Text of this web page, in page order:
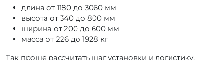
длина от 1180 до 3060 мм
высота от 340 до 800 мм
ширина от 200 до 600 мм
масса от 226 до 1928 кг
Так проще рассчитать шаг установки и логистику.